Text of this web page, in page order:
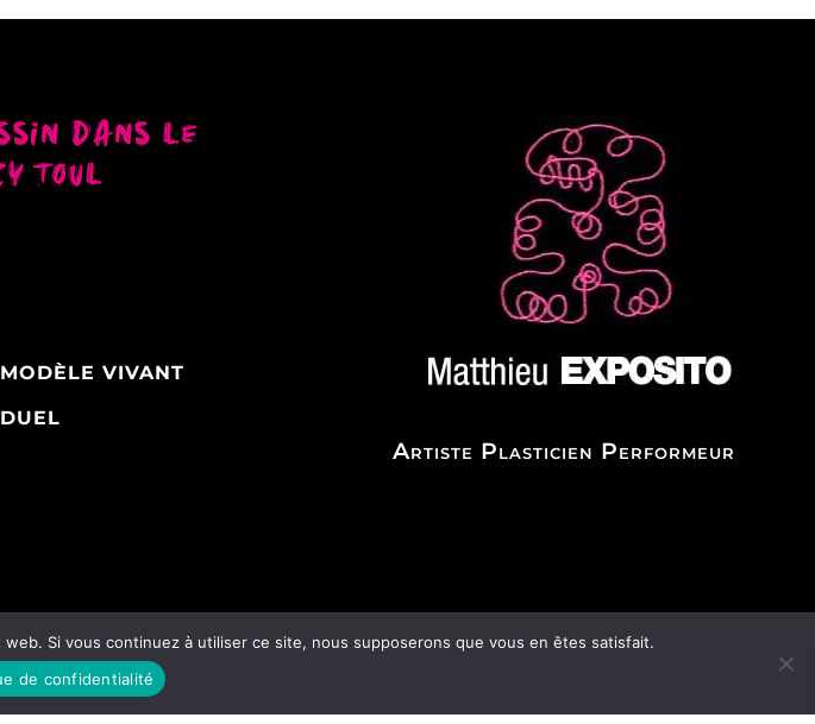
dans le
Toul
VIVANT
Artiste Plasticien Performeur
RGPD/Mentions légales
Si vous continuez à utiliser ce site, nous supposerons que vous en êtes satisfait.
de confidentialité